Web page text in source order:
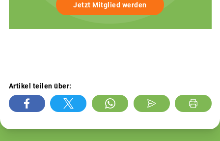
Jetzt Mitglied werden
Artikel teilen über: